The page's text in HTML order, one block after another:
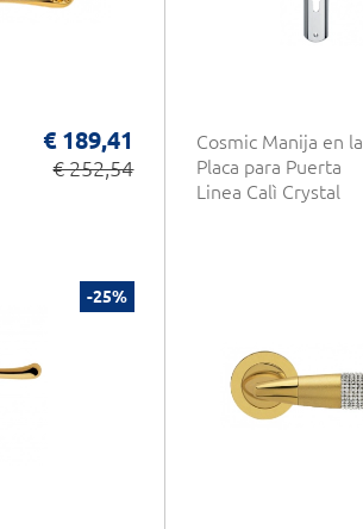
€ 189,41
€ 252,54
Cosmic Manija en la
Placa para Puerta
Linea Calì Crystal
-25%